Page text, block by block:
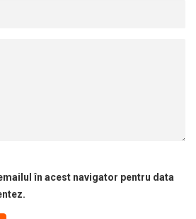
în acest navigator pentru data